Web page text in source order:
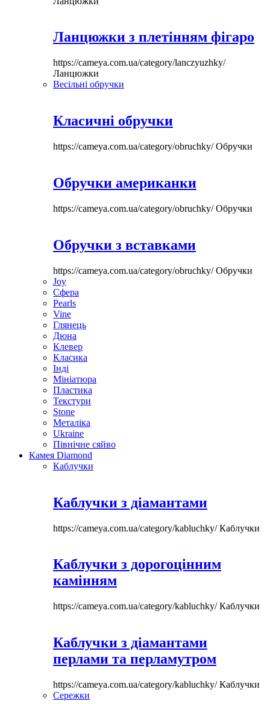
Ланцюжки з плетінням фігаро
https://cameya.com.ua/category/lanczyuzhky/
Ланцюжки
Весільні обручки
Класичні обручки
https://cameya.com.ua/category/obruchky/Обручки
Обручки американки
https://cameya.com.ua/category/obruchky/Обручки
Обручки з вставками
https://cameya.com.ua/category/obruchky/Обручки
Joy
Сфера
Pearls
Vine
Глянець
Дюна
Клевер
Класика
Інді
Мініатюра
Пластика
Текстури
Stone
Металіка
Ukraine
Північне сяйво
Камея Diamond
Каблучки
Каблучки з діамантами
https://cameya.com.ua/category/kabluchky/Каблучки
Каблучки з дорогоцінним
камінням
https://cameya.com.ua/category/kabluchky/Каблучки
Каблучки з діамантами
перлами та перламутром
https://cameya.com.ua/category/kabluchky/Каблучки
Сережки